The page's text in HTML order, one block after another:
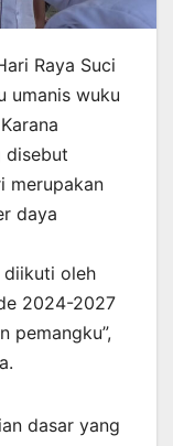
Raya Suci
umanis wuku
disebut
merupakan
daya
diikuti oleh
2024-2027
pemangku”,
dasar yang